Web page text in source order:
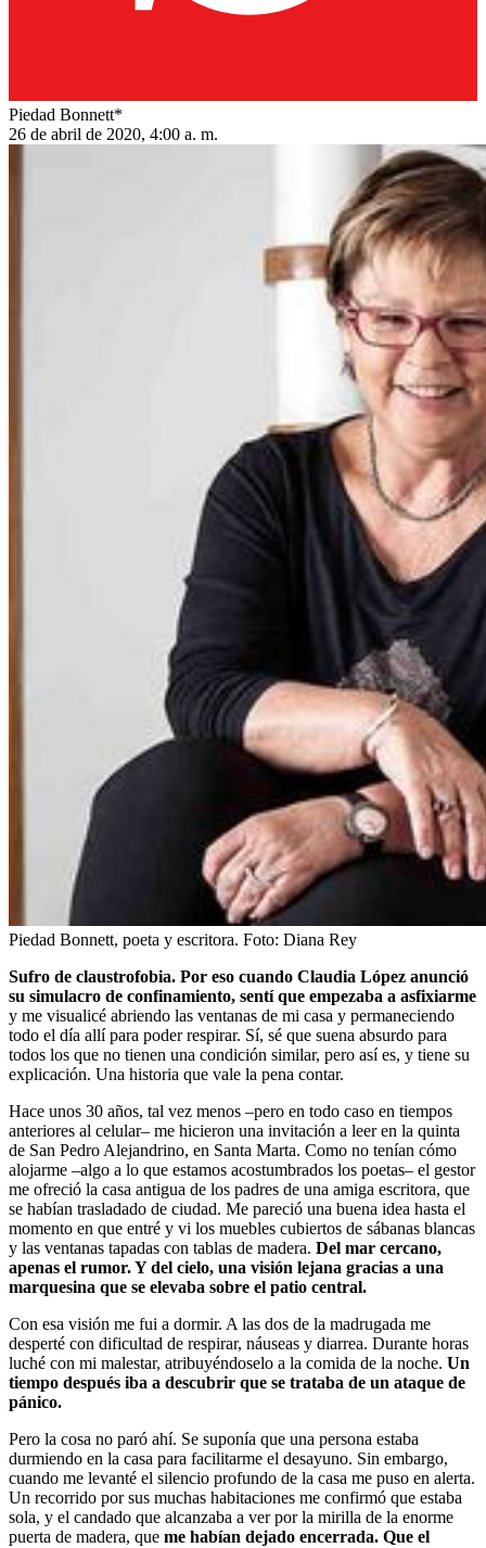
Piedad Bonnett*
26 de abril de 2020, 4:00 a. m.
Piedad Bonnett, poeta y escritora. Foto: Diana Rey
Sufro de claustrofobia. Por eso cuando Claudia López anunció
su simulacro de confinamiento, sentí que empezaba a asfixiarme
y me visualicé abriendo las ventanas de mi casa y permaneciendo
todo el día allí para poder respirar. Sí, sé que suena absurdo para
todos los que no tienen una condición similar, pero así es, y tiene su
explicación. Una historia que vale la pena contar.
Hace unos 30 años, tal vez menos –pero en todo caso en tiempos
anteriores al celular– me hicieron una invitación a leer en la quinta
de San Pedro Alejandrino, en Santa Marta. Como no tenían cómo
alojarme –algo a lo que estamos acostumbrados los poetas– el gestor
me ofreció la casa antigua de los padres de una amiga escritora, que
se habían trasladado de ciudad. Me pareció una buena idea hasta el
momento en que entré y vi los muebles cubiertos de sábanas blancas
y las ventanas tapadas con tablas de madera. Del mar cercano,
apenas el rumor. Y del cielo, una visión lejana gracias a una
marquesina que se elevaba sobre el patio central.
Con esa visión me fui a dormir. A las dos de la madrugada me
desperté con dificultad de respirar, náuseas y diarrea. Durante horas
luché con mi malestar, atribuyéndoselo a la comida de la noche. Un
tiempo después iba a descubrir que se trataba de un ataque de
pánico.
Pero la cosa no paró ahí. Se suponía que una persona estaba
durmiendo en la casa para facilitarme el desayuno. Sin embargo,
cuando me levanté el silencio profundo de la casa me puso en alerta.
Un recorrido por sus muchas habitaciones me confirmó que estaba
sola, y el candado que alcanzaba a ver por la mirilla de la enorme
puerta de madera, que me habían dejado encerrada. Que el